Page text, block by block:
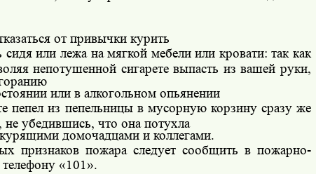
от привычки курить
или лежа на мягкой мебели или кровати: так как
непотушенной сигарете выпасть из вашей руки,
или в алкогольном опьянении
пепел из пепельницы в мусорную корзину сразу же
не убедившись, что она потухла
домочадцами и коллегами.
признаков пожара следует сообщить в пожарно-
«101».